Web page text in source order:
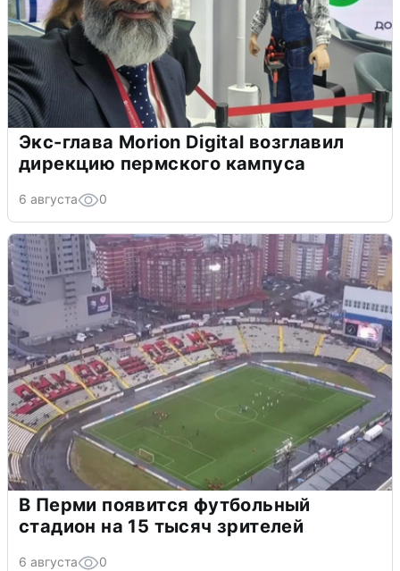
Экс-глава Morion Digital возглавил
дирекцию пермского кампуса
6 августа 0
В Перми появится футбольный
стадион на 15 тысяч зрителей
6 августа 0